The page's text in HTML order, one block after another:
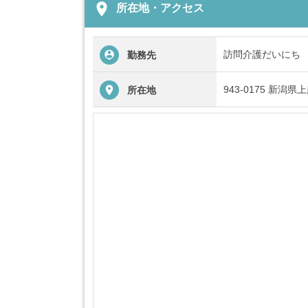
place 所在地・アクセス
勤務先 訪問介護だいにち
所在地 943-0175 新潟県